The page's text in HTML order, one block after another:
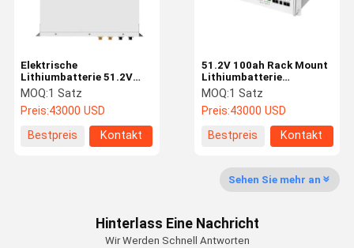
Zu Hause Produkte
Über Uns
Werksbesich
Tigung
Qualitätskon Kontakt Mit
Uns
Rechtssach Bitte Um Ein
51.2V 100ah Rack Mount
Lithiumbatterie
Stromversorgung
Solarenergie
Speichersystem
MOQ:1 Satz
Preis:43000 USD
Bestpreis
Kontakt
Elektrische
Lithiumbatterie 51.2V
100ah
Energiespeichersystem
Batterie
MOQ:1 Satz
Preis:43000 USD
Bestpreis
Kontakt
Sehen Sie mehr an
Hinterlass Eine Nachricht
Wir Werden Schnell Antworten